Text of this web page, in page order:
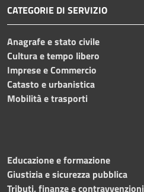
CATEGORIE DI SERVIZIO
Anagrafe e stato civile
Cultura e tempo libero
Imprese e Commercio
Catasto e urbanistica
Mobilità e trasporti
Educazione e formazione
Giustizia e sicurezza pubblica
Tributi, finanze e contravvenzioni